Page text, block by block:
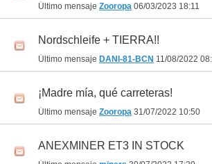
Último mensaje Zooropa 06/03/2023 18:11
Nordschleife + TIERRA!!
Último mensaje DANI-81-BCN 11/08/2022
¡Madre mía, qué carreteras!
Último mensaje Zooropa 31/07/2022 10:50
ANEXMINER ET3 IN STOCK